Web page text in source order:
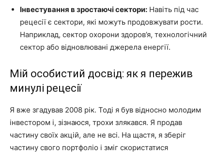
Інвестування в зростаючі сектори: Навіть під час
рецесії є сектори, які можуть продовжувати рости.
Наприклад, сектор охорони здоров’я, технологічний
сектор або відновлювані джерела енергії.
Мій особистий досвід: як я пережив
минулі рецесії
Я вже згадував 2008 рік. Тоді я був відносно молодим
інвестором і, зізнаюся, трохи злякався. Я продав
частину своїх акцій, але не всі. На щастя, я зберіг
частину свого портфоліо і зміг скористатися